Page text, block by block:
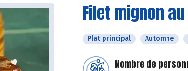
Filet mignon
Plat principal Automne
Nombre de